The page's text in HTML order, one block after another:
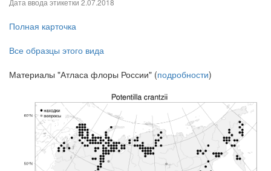
Дата ввода этикетки 2.07.2018
Полная карточка
Все образцы этого вида
Материалы "Атласа флоры России" (подробности)